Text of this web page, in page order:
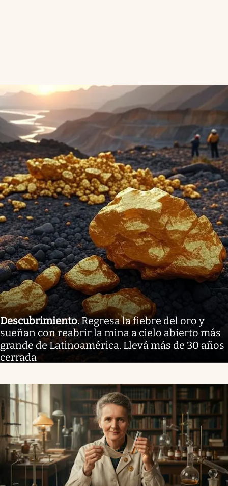
Descubrimiento.Regresa la fiebre del oro y
sueñan con reabrir la mina a cielo abierto más
grande de Latinoamérica. Llevá más de 30 años
cerrada